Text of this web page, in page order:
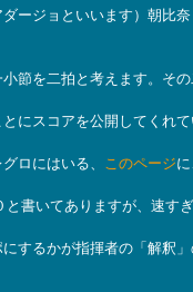
ージョといいます）朝比
節を二拍と考えます。そ
にスコアを公開してくれ
ロにはいる、 このページ
と書いてありますが、速す
するかが指揮者の「解釈